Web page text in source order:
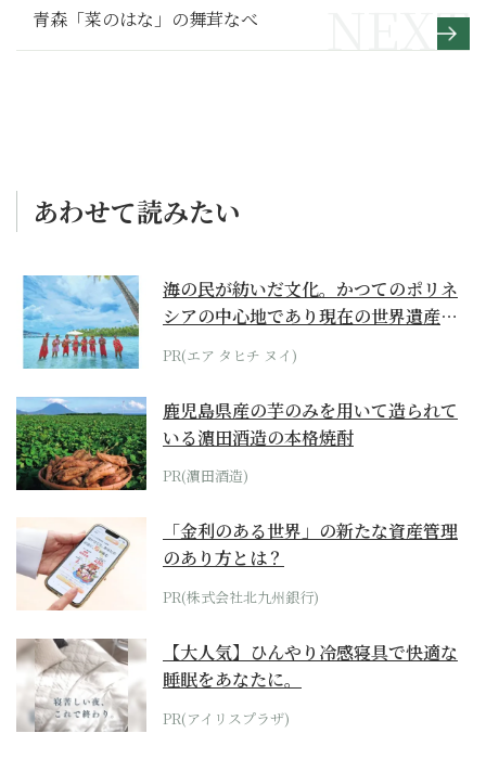
青森「菜のはな」の舞茸なべ
あわせて読みたい
海の民が紡いだ文化。かつてのポリネ
シアの中心地であり現在の世界遺産か
らみえてくる...
PR(エア タヒチ ヌイ)
鹿児島県産の芋のみを用いて造られて
いる濵田酒造の本格焼酎
PR(濵田酒造)
「金利のある世界」の新たな資産管理
のあり方とは？
PR(株式会社北九州銀行)
【大人気】ひんやり冷感寝具で快適な
睡眠をあなたに。
PR(アイリスプラザ)